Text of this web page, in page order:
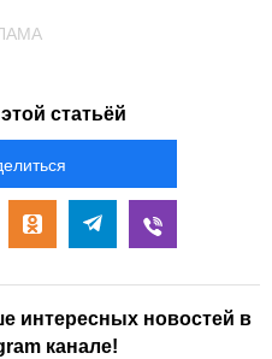
статьёй
интересных новостей в
канале!